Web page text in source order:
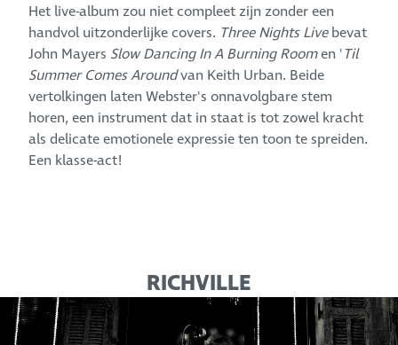
Het live-album zou niet compleet zijn zonder een
handvol uitzonderlijke covers. Three Nights Livebevat
John Mayers Slow Dancing In A Burning Roomen 'Til
Summer Comes Aroundvan Keith Urban. Beide
vertolkingen laten Webster's onnavolgbare stem
horen, een instrument dat in staat is tot zowel kracht
als delicate emotionele expressie ten toon te spreiden.
Een klasse-act!
RICHVILLE